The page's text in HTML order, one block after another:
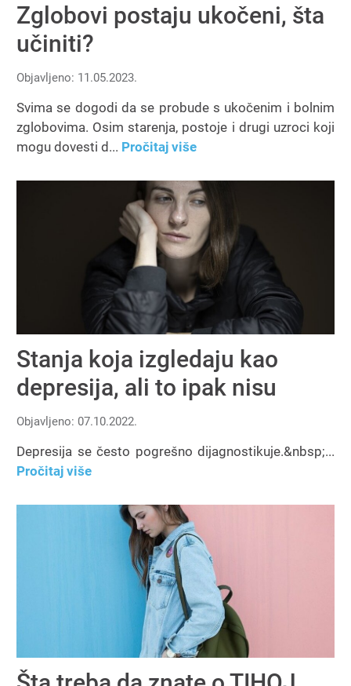
Zglobovi postaju ukočeni, šta
učiniti?
Objavljeno: 11.05.2023.
Svima se dogodi da se probude s ukočenim i bolnim
zglobovima. Osim starenja, postoje i drugi uzroci koji
mogu dovesti d... Pročitaj više
Stanja koja izgledaju kao
depresija, ali to ipak nisu
Objavljeno: 07.10.2022.
Depresija se često pogrešno dijagnostikuje.&nbsp;...
Pročitaj više